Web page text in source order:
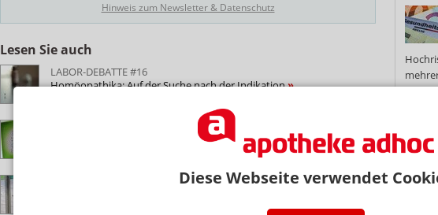
Diese Webseite verwendet
Hinweis zum Newsletter & Datenschutz
Lesen Sie auch
LABOR-DEBATTE #16
Homöopathika: Auf der Suche nach der Indikation
Pille danach: Der Mann als Kunde
PORTRÄT
FAQ: